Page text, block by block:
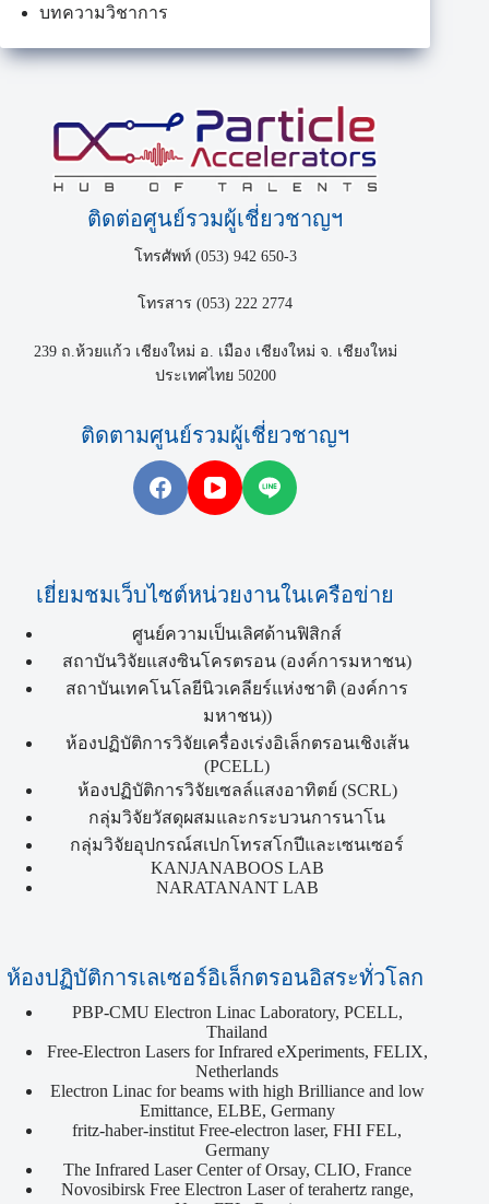
บทความวิชาการ
ติดต่อศูนย์รวมผู้เชี่ยวชาญฯ
โทรศัพท์ (053) 942 650-3
โทรสาร (053) 222 2774
239 ถ.ห้วยแก้ว เชียงใหม่ อ. เมือง เชียงใหม่ จ. เชียงใหม่
ประเทศไทย 50200
ติดตามศูนย์รวมผู้เชี่ยวชาญฯ
เยี่ยมชมเว็บไซต์หน่วยงานในเครือข่าย
ศูนย์ความเป็นเลิศด้านฟิสิกส์
สถาบันวิจัยแสงซินโครตรอน (องค์การมหาชน)
สถาบันเทคโนโลยีนิวเคลียร์แห่งชาติ (องค์การ
มหาชน))
ห้องปฏิบัติการวิจัยเครื่องเร่งอิเล็กตรอนเชิงเส้น
(PCELL)
ห้องปฏิบัติการวิจัยเซลล์แสงอาทิตย์ (SCRL)
กลุ่มวิจัยวัสดุผสมและกระบวนการนาโน
กลุ่มวิจัยอุปกรณ์สเปกโทรสโกปีและเซนเซอร์
KANJANABOOS LAB
NARATANANT LAB
ห้องปฏิบัติการเลเซอร์อิเล็กตรอนอิสระทั่วโลก
PBP-CMU Electron Linac Laboratory, PCELL,
Thailand
Free-Electron Lasers for Infrared eXperiments, FELIX,
Netherlands
Electron Linac for beams with high Brilliance and low
Emittance, ELBE, Germany
fritz-haber-institut Free-electron laser, FHI FEL,
Germany
The Infrared Laser Center of Orsay, CLIO, France
Novosibirsk Free Electron Laser of terahertz range,